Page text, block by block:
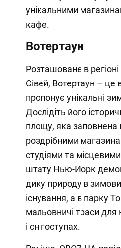
унікальними
кафе.
Вотертаун
Розташоване в
Сівей, Вотертаун – це
пропонує унікальні
Дослідіть його
площу, яка
роздрібними
студіями та
штату Нью-Йорк
дику природу в
існування, а в парку
мальовничі траси
і снігоступах.